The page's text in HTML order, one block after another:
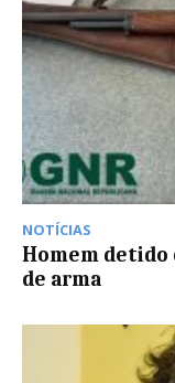
NOTÍCIAS
Homem
de arma